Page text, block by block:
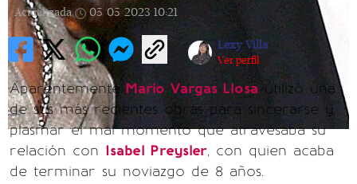
Actualizada
05/05/2023 10:21
Lexy Villa
Ver perfil
Aparentemente Mario Vargas Llosa utilizó una
de sus más recientes obras para sincerarse y
plasmar el mal momento que atravesaba su
relación con Isabel Preysler, con quien acaba
de terminar su noviazgo de 8 años.